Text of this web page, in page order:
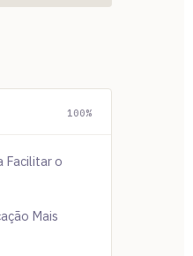
100%
Facilitar o
Mais